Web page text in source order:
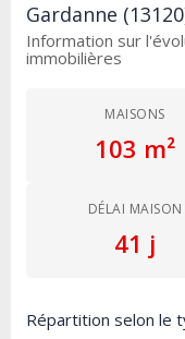
Gardanne
Information sur
immobilières
MAISONS
103 m²
DÉLAI MAISON
41 j
Répartition selon le